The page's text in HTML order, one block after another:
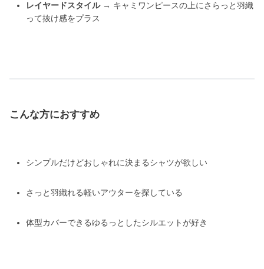
レイヤードスタイル→ キャミワンピースの上にさらっと羽織
って抜け感をプラス
こんな方におすすめ
シンプルだけどおしゃれに決まるシャツが欲しい
さっと羽織れる軽いアウターを探している
体型カバーできるゆるっとしたシルエットが好き